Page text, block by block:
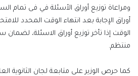
ومراعاة توزيع أوراق الأسئلة في فى تمام
أوراق الإجابة بعد انتهاء الوقت المحدد
الوقت إذا تأخر توزيع أوراق الاسئلة، لضمان
منتظم.
كما حرص الوزير على متابعة لجان الثانوية